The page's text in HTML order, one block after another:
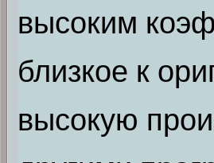
высоким
близкое к
высокую